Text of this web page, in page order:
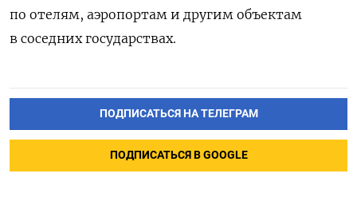
по отелям, аэропортам и другим объектам
в соседних государствах.
ПОДПИСАТЬСЯ НА ТЕЛЕГРАМ
ПОДПИСАТЬСЯ В GOOGLE